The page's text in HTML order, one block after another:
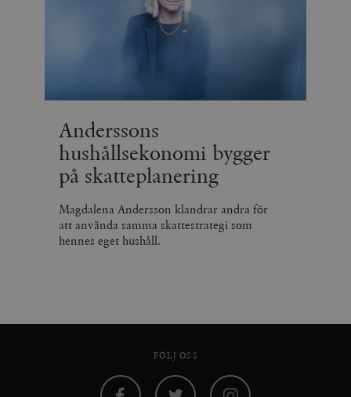
Anderssons
hushållsekonomi bygger
på skatteplanering
Magdalena Andersson klandrar andra för
att använda samma skattestrategi som
hennes eget hushåll.
FÖLJ OSS